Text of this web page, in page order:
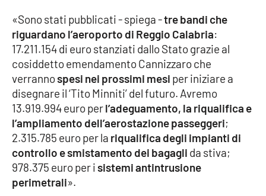
Economia e Lavoro
Politica
Sanità
Società
Sport
«Sono stati pubblicati - spiega -tre bandi che
riguardano l’aeroporto di Reggio Calabria:
17.211.154 di euro stanziati dallo Stato grazie al
cosiddetto emendamento Cannizzaro che
verrannospesi nei prossimi mesi per iniziare a
disegnare il ‘Tito Minniti’ del futuro. Avremo
13.919.994 euro perl’adeguamento, la riqualifica e
l’ampliamento dell’aerostazione passeggeri;
2.315.785 euro per la riqualifica degli impianti di
controllo e smistamento dei bagagli da stiva;
978.375 euro per isistemi antintrusione
perimetrali».